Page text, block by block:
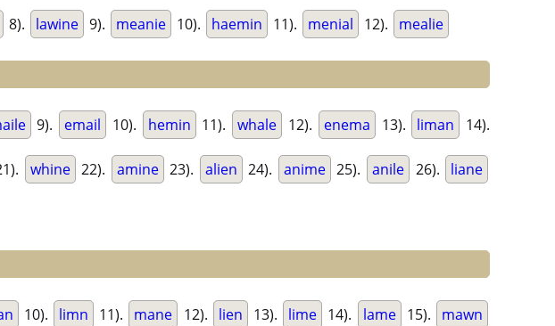
8). lawine 9). meanie 10). haemin 11). menial 12). mealie
9). email 10). hemin 11). whale 12). enema 13). liman 14).
whine 22). amine 23). alien 24). anime 25). anile 26). liane
10). limn 11). mane 12). lien 13). lime 14). lame 15). mawn